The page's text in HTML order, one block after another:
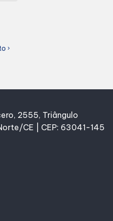
chevron_right
2555, Triângulo
CE | CEP: 63041-145